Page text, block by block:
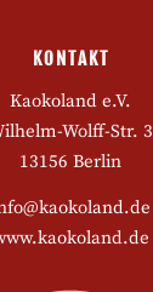
KONTAKT
Kaokoland e.V.
Wolff-Str. 3
13156 Berlin